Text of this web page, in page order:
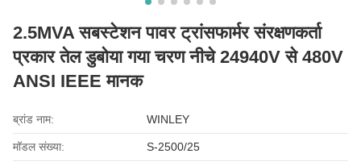
2.5MVA सबस्टेशन पावर ट्रांसफार्मर संरक्षणकर्ता
प्रकार तेल डुबोया गया चरण नीचे 24940V से 480V
ANSI IEEE मानक
ब्रांड नाम: WINLEY
मॉडल संख्या: S-2500/25